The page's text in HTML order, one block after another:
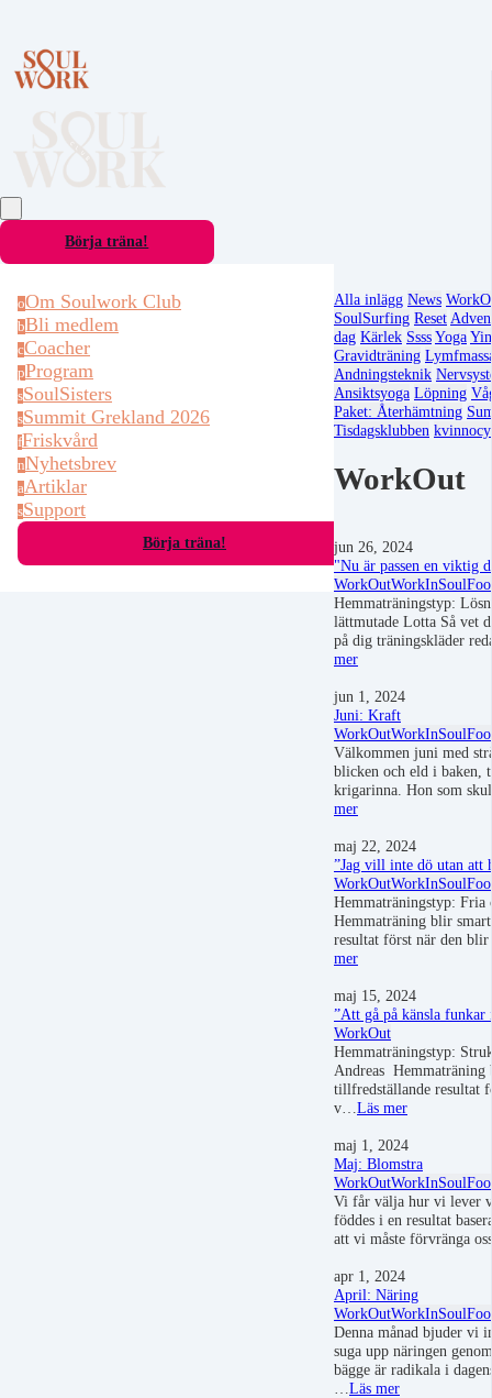
Börja träna!
oOm Soulwork Club
bBli medlem
cCoacher
pProgram
sSoulSisters
sSummit Grekland 2026
fFriskvård
nNyhetsbrev
aArtiklar
sSupport
Börja träna!
Alla inlägg News
SoulSurfing Reset
dag Kärlek SsssYoga
Gravidträning
Andningsteknik
Ansiktsyoga Löpning
Paket: Återhämtning
Tisdagsklubben
WorkOut
jun 26, 2024
"Nu är passen en viktig
WorkOutWorkIn
Hemmaträningstyp:
lättmutade Lotta Så vet
på dig träningskläder
mer
jun 1, 2024
Juni: Kraft
WorkOutWorkIn
Välkommen juni med
blicken och eld i
krigarinna. Hon som
mer
maj 22, 2024
”Jag vill inte dö utan att
WorkOutWorkIn
Hemmaträningstyp: Fria
Hemmaträning blir
resultat först när den
mer
maj 15, 2024
”Att gå på känsla
WorkOut
Hemmaträningstyp:
Andreas Hemmaträning
tillfredställande resultat
v… Läs mer
maj 1, 2024
Maj: Blomstra
WorkOutWorkIn
Vi får välja hur vi lever
föddes i en resultat
att vi måste förvränga
apr 1, 2024
April: Näring
WorkOutWorkIn
Denna månad bjuder vi
suga upp näringen
bägge är radikala i
Läs mer